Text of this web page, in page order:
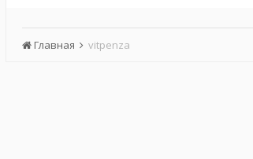
Главная vitpenza